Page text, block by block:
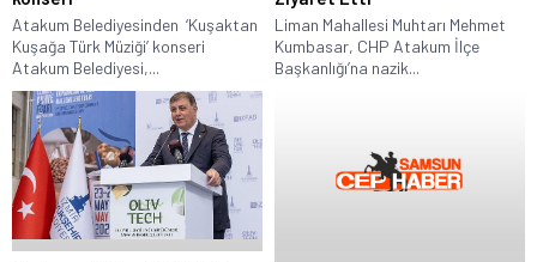
Atakum Belediyesinden ‘Kuşaktan
Kuşağa Türk Müziği’ konseri
Atakum Belediyesi,...
Liman Mahallesi Muhtarı Mehmet
Kumbasar, CHP Atakum İlçe
Başkanlığı’na nazik...